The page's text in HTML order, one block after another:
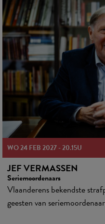
WO 24 FEB 2027-20.15U
JEF VERMASSEN
Seriemoordenaars
Vlaanderens bekendste
geesten van